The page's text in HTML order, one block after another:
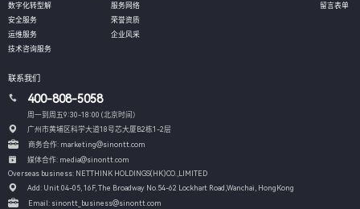
数字化转型解
安全服务
运维服务
技术咨询服务
服务网络
荣誉资质
企业风采
留言表单
联系我们
400-808-5058
周一到周五9:30-18:00 (北京时间）
广州市黄埔区科学大道18号芯大厦B2栋1-2层
商务合作: marketing@sinontt.com
媒体合作: media@sinontt.com
Overseas business: NETTHINK HOLDINGS(HK)CO.,LIMITED
Add: Unit 04-05, 16F, The Broadway No.54-62 Lockhart Road, Wanchai, HongKong
Email: sinontt_business@sinontt.com